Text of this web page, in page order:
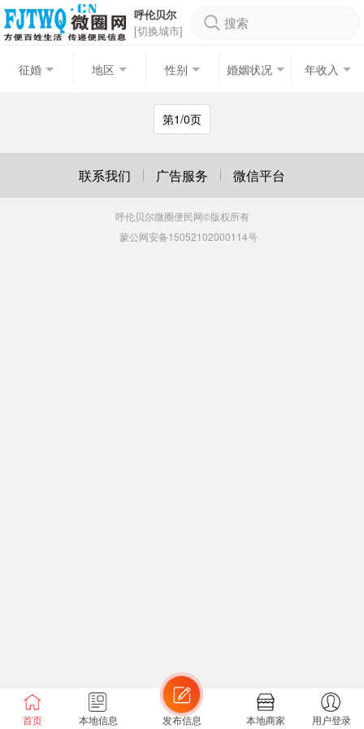
呼伦贝尔
[切换城市]
搜索
征婚 地区 性别 婚姻状况 年收入
第1/0页
首页 本地信息 发布信息 本地商家 用户登录
联系我们 广告服务 微信平台
呼伦贝尔微圈便民网©版权所有
蒙公网安备15052102000114号